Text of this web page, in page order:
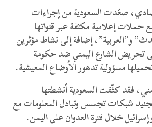
صعّدت السعودية من إجراءات
حملات إعلامية مكثفة عبر قنواتها
و”العربية”، إضافة إلى نشاط مؤثرين
تحريض الشارع اليمني ضد حكومة
مسؤولية تدهور الأوضاع المعيشية.
فقد كثّفت السعودية أنشطتها
تجنيد شبكات تجسس وتبادل المعلومات مع
خلال فترة العدوان على اليمن.